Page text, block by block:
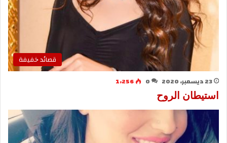
قصائد خفيفة
23 ديسمبر، 2020 0
1٬256
استيطان الروح